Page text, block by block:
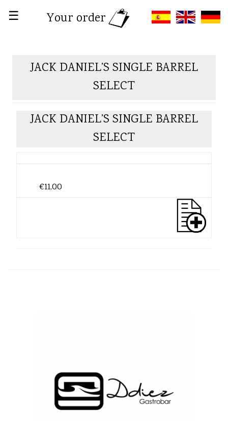
☰ Your order
JACK DANIEL’S SINGLE BARREL
SELECT
JACK DANIEL’S SINGLE BARREL
SELECT
€11,00